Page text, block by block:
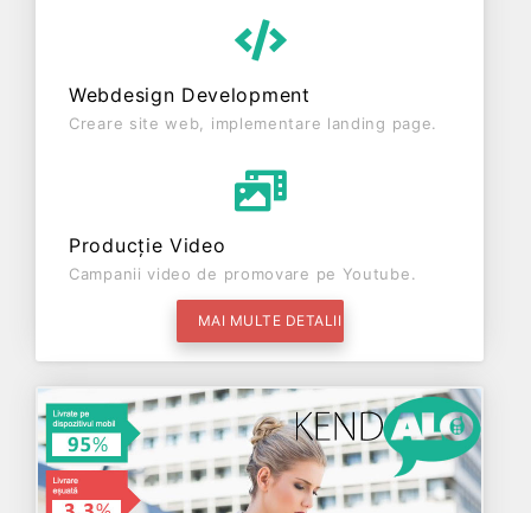
Webdesign Development
Creare site web, implementare landing page.
Producție Video
Campanii video de promovare pe Youtube.
MAI MULTE DETALII